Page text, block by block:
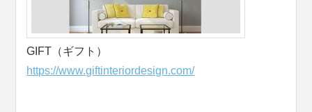
GIFT（ギフト）
https://www.giftinteriordesign.com/